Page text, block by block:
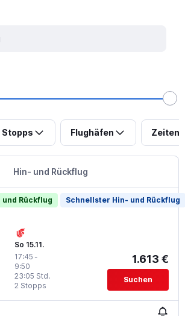
Stopps Flughäfen Zeiten
Hin- und Rückflug
Rückflug Schnellster Hin- und Rückflug
So 15.11.
17:45 -
9:50
2 Stopps
23:05 Std.
1.613 €
Suchen